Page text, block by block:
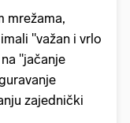
mrežama,
"važan i vrlo
"jačanje
zajednički